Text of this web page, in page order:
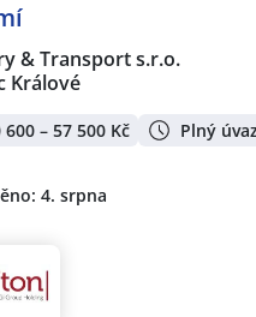
& Transport s.r.o.
Králové
600 – 57 500 Kč Plný
4. srpna